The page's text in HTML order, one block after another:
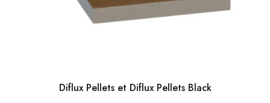
Diflux Pellets et Diflux Pellets Black